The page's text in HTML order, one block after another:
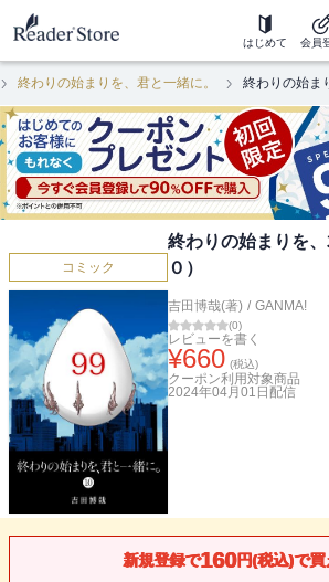
はじめて 会員
終わりの始まりを、君と一緒に。 終わりの始ま
コミック
終わりの始まりを
０）
吉田博哉(著) / GANMA!
(0)
レビューを書く
¥660 (税込)
クーポン利用対象商品
2024年04月01日 配信
新規登録で160円(税込)で買